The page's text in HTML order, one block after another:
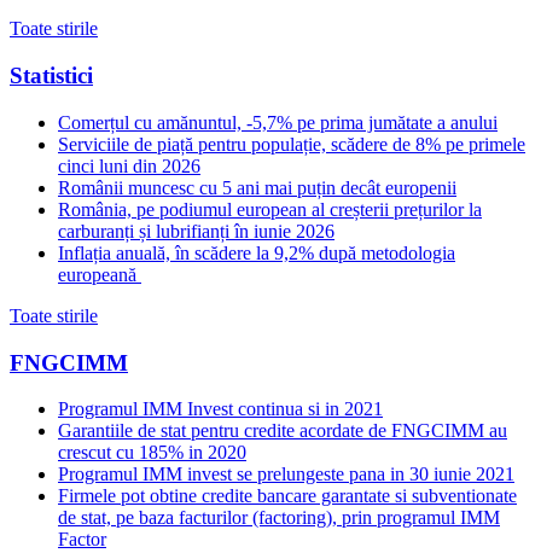
Toate stirile
Statistici
Comerțul cu amănuntul, -5,7% pe prima jumătate a anului
Serviciile de piață pentru populație, scădere de 8% pe primele
cinci luni din 2026
Românii muncesc cu 5 ani mai puțin decât europenii
România, pe podiumul european al creșterii prețurilor la
carburanți și lubrifianți în iunie 2026
Inflația anuală, în scădere la 9,2% după metodologia
europeană
Toate stirile
FNGCIMM
Programul IMM Invest continua si in 2021
Garantiile de stat pentru credite acordate de FNGCIMM au
crescut cu 185% in 2020
Programul IMM invest se prelungeste pana in 30 iunie 2021
Firmele pot obtine credite bancare garantate si subventionate
de stat, pe baza facturilor (factoring), prin programul IMM
Factor